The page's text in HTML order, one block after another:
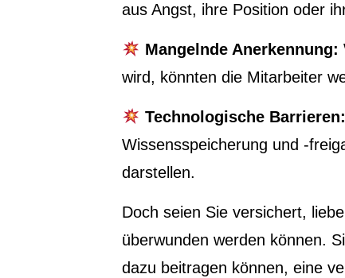
aus Angst, ihre Position oder
Mangelnde Anerkennung:
wird, könnten die Mitarbeiter
Technologische Barrieren:
Wissensspeicherung und -
darstellen.
Doch seien Sie versichert,
überwunden werden können.
dazu beitragen können, eine